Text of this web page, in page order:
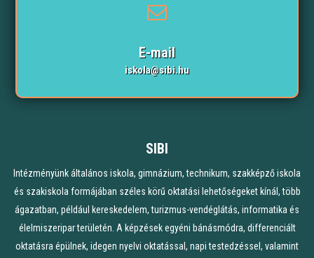
E-mail
iskola@sibi.hu
SIBI
Intézményünk általános iskola, gimnázium, technikum, szakképző iskola
és szakiskola formájában széles körű oktatási lehetőségeket kínál, több
ágazatban, például kereskedelem, turizmus-vendéglátás, informatika és
élelmiszeripar területén. A képzések egyéni bánásmódra, differenciált
oktatásra épülnek, idegen nyelvi oktatással, napi testedzéssel, valamint